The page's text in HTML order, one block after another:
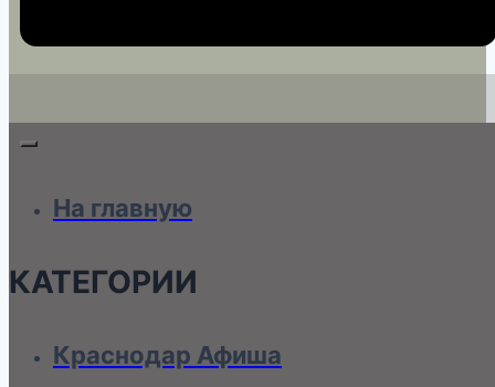
На главную
КАТЕГОРИИ
Краснодар Афиша